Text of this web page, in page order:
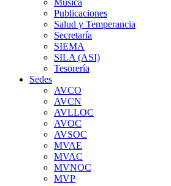
Música
Publicaciones
Salud y Temperancia
Secretaría
SIEMA
SILA (ASI)
Tesorería
Sedes
AVCO
AVCN
AVLLOC
AVOC
AVSOC
MVAE
MVAC
MVNOC
MVP